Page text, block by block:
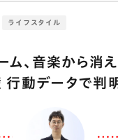
ライフスタイル
ム、音楽から消
行動データで判